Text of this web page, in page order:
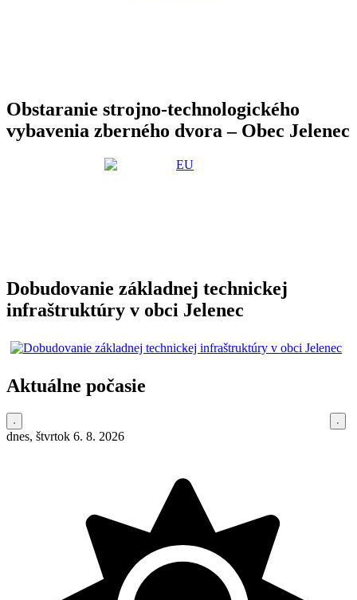
Obstaranie strojno-technologického
vybavenia zberného dvora – Obec Jelenec
Dobudovanie základnej technickej
infraštruktúry v obci Jelenec
Aktuálne počasie
dnes, štvrtok 6. 8. 2026